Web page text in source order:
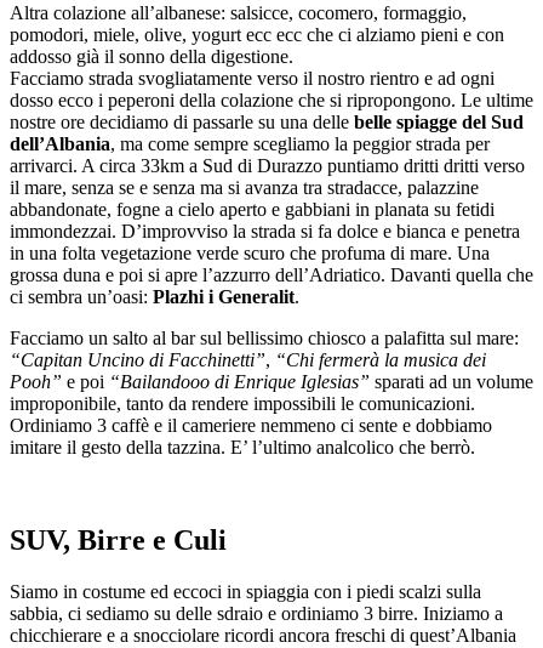
Altra colazione all’albanese: salsicce, cocomero, formaggio,
pomodori, miele, olive, yogurt ecc ecc che ci alziamo pieni e con
addosso già il sonno della digestione.
Facciamo strada svogliatamente verso il nostro rientro e ad ogni
dosso ecco i peperoni della colazione che si ripropongono. Le ultime
nostre ore decidiamo di passarle su una delle belle spiagge del Sud
dell’Albania, ma come sempre scegliamo la peggior strada per
arrivarci. A circa 33km a Sud di Durazzo puntiamo dritti dritti verso
il mare, senza se e senza ma si avanza tra stradacce, palazzine
abbandonate, fogne a cielo aperto e gabbiani in planata su fetidi
immondezzai. D’improvviso la strada si fa dolce e bianca e penetra
in una folta vegetazione verde scuro che profuma di mare. Una
grossa duna e poi si apre l’azzurro dell’Adriatico. Davanti quella che
ci sembra un’oasi: Plazhi i Generalit.
Facciamo un salto al bar sul bellissimo chiosco a palafitta sul mare:
“Capitan Uncino di Facchinetti”, “Chi fermerà la musica dei
Pooh” e poi “Bailandooo di Enrique Iglesias” sparati ad un volume
improponibile, tanto da rendere impossibili le comunicazioni.
Ordiniamo 3 caffè e il cameriere nemmeno ci sente e dobbiamo
imitare il gesto della tazzina. E’ l’ultimo analcolico che berrò.
SUV, Birre e Culi
Siamo in costume ed eccoci in spiaggia con i piedi scalzi sulla
sabbia, ci sediamo su delle sdraio e ordiniamo 3 birre. Iniziamo a
chicchierare e a snocciolare ricordi ancora freschi di quest’Albania